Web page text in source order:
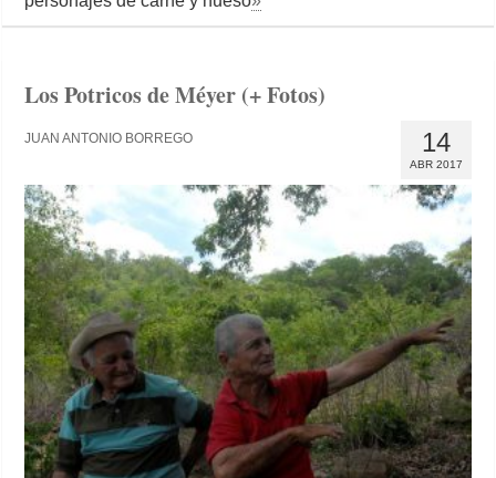
Los Potricos de Méyer (+ Fotos)
14
ABR 2017
JUAN ANTONIO BORREGO